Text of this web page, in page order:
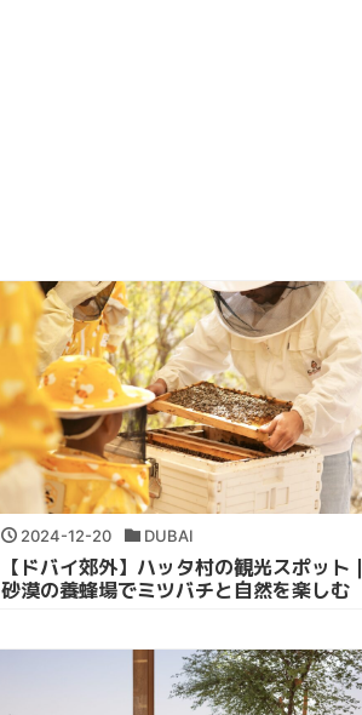
2024-12-20 DUBAI
【ドバイ郊外】ハッタ村の観光スポット｜
砂漠の養蜂場でミツバチと自然を楽しむ